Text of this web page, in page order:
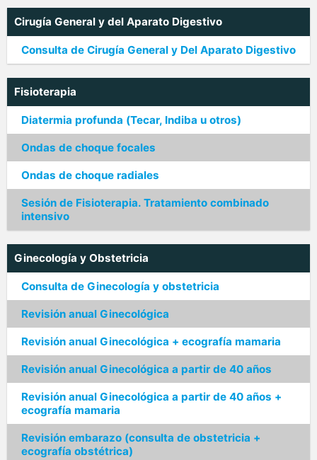
Cirugía General y del Aparato Digestivo
Consulta de Cirugía General y Del Aparato Digestivo
Fisioterapia
Diatermia profunda (Tecar, Indiba u otros)
Ondas de choque focales
Ondas de choque radiales
Sesión de Fisioterapia. Tratamiento combinado
intensivo
Ginecología y Obstetricia
Consulta de Ginecología y obstetricia
Revisión anual Ginecológica
Revisión anual Ginecológica + ecografía mamaria
Revisión anual Ginecológica a partir de 40 años
Revisión anual Ginecológica a partir de 40 años +
ecografía mamaria
Revisión embarazo (consulta de obstetricia +
ecografía obstétrica)